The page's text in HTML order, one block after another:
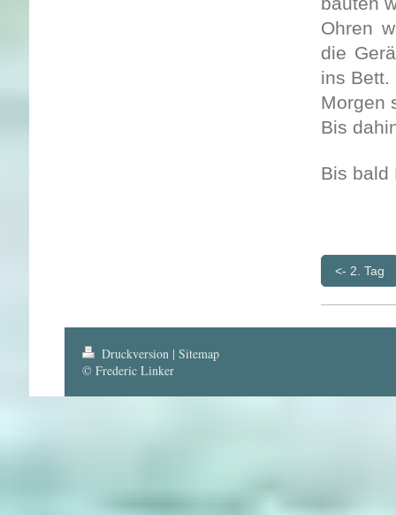
Ohren
die
ins Bett.
Morgen
Bis
Bis
<- 2. Tag
Druckversion | Sitemap
© Frederic Linker